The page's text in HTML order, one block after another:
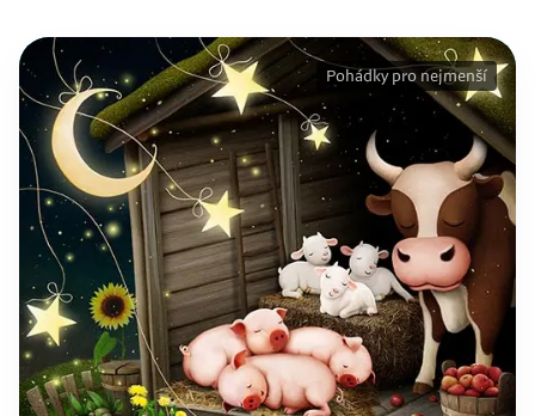
Pohádky pro nejmenší